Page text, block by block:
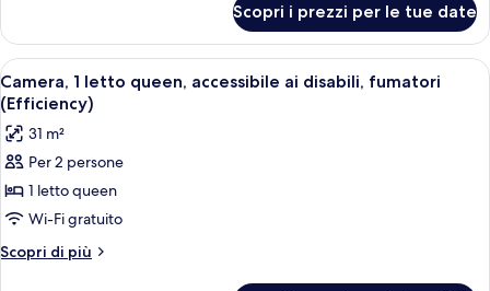
non
fumatori
(Efficiency)
2
letti
queen,
non
fumatori
(Efficiency)
Scopri i prezzi per le tue date
Apri
tutte
le
foto
per
Camera,
1
letto
Una cucina accessoriata con forno
1
Camera, 1 letto queen, accessibile ai disabili, fumatori
(Efficiency)
31 m²
Per 2 persone
1 letto queen
Wi-Fi gratuito
Scopri di più
Altri